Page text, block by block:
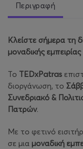
Περιγραφή
Κλείστε σήμερα τη
μοναδικής
Το TEDxPatras
διοργάνωση, το
Συνεδριακό &
Πατρών.
Με το φετινό
σε μια μοναδική